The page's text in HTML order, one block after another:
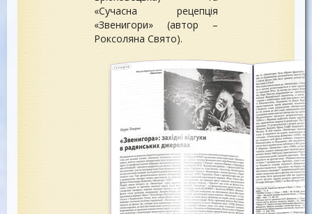
«Сучасна рецепція
«Звенигори» (автор –
Роксоляна Свято).